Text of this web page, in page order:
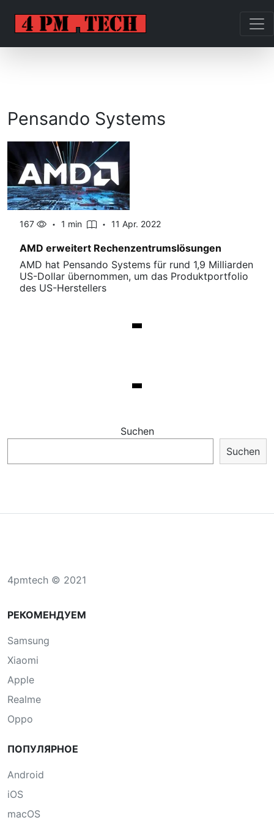
Pensando Systems
167 1 min 11 Apr. 2022
AMD erweitert Rechenzentrumslösungen
AMD hat Pensando Systems für rund 1,9 Milliarden
US-Dollar übernommen, um das Produktportfolio
des US-Herstellers
Suchen
Suchen
4pmtech © 2021
РЕКОМЕНДУЕМ
Samsung
Xiaomi
Apple
Realme
Oppo
ПОПУЛЯРНОЕ
Android
iOS
macOS